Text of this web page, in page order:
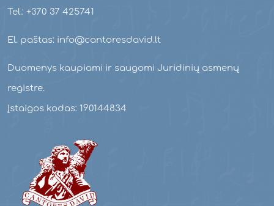
Tel.: +370 37 425741
El. paštas: info@cantoresdavid.lt
Duomenys kaupiami ir saugomi Juridinių asmenų
registre.
Įstaigos kodas: 190144834